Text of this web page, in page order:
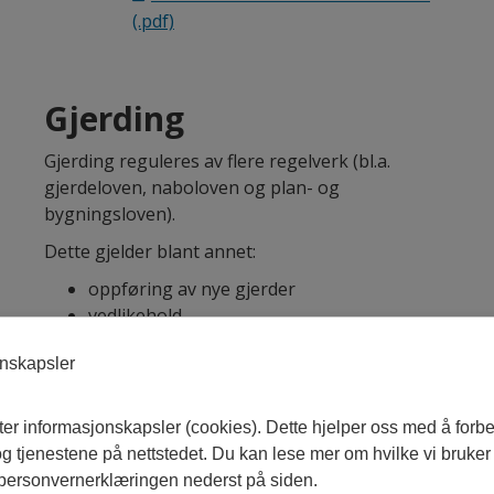
(.pdf)
Gjerding
Gjerding reguleres av flere regelverk (bl.a.
gjerdeloven, naboloven og plan- og
bygningsloven).
Dette gjelder blant annet:
oppføring av nye gjerder
vedlikehold
informasjonskapsler (cookies). Dette hjelper oss med å
tjenestene på nettstedet. Du kan lese mer om hvilke vi
nederst på siden.